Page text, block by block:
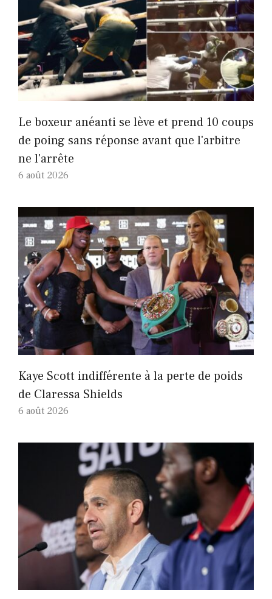
Le boxeur anéanti se lève et prend 10 coups
de poing sans réponse avant que l'arbitre
ne l'arrête
6 août 2026
Kaye Scott indifférente à la perte de poids
de Claressa Shields
6 août 2026